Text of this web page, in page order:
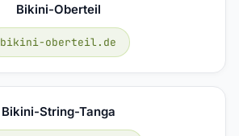
Bikini-Oberteil
bikini-oberteil.de
Bikini-String-Tanga